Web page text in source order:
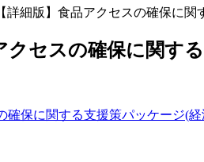
詳細版】食品アクセスの確保に
クセスの確保に関す
確保に関する支援策パッケージ(